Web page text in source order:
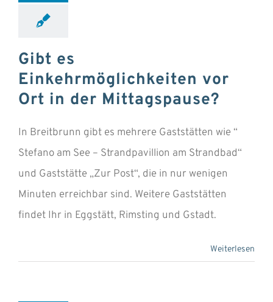
Gibt es
Einkehrmöglichkeiten vor
Ort in der Mittagspause?
In Breitbrunn gibt es mehrere Gaststätten wie “
Stefano am See – Strandpavillion am Strandbad“
und Gaststätte „Zur Post“, die in nur wenigen
Minuten erreichbar sind. Weitere Gaststätten
findet Ihr in Eggstätt, Rimsting und Gstadt.
Weiterlesen